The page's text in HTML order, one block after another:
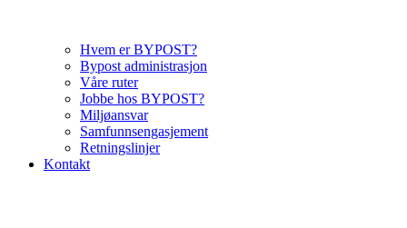
Hvem er BYPOST?
Bypost administrasjon
Våre ruter
Jobbe hos BYPOST?
Miljøansvar
Samfunnsengasjement
Retningslinjer
Kontakt